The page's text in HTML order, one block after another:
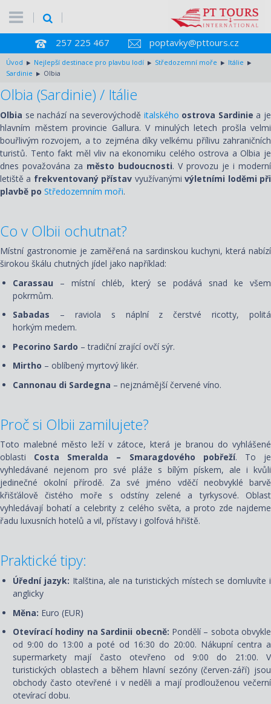
257 225 467 poptavky@pttours.cz
Úvod Nejlepší destinace pro plavbu lodí Středozemní moře
Itálie
Sardinie
Olbia
Olbia (Sardinie) / Itálie
Olbia se nachází na severovýchodě italského ostrova Sardinie a je
hlavním městem provincie Gallura. V minulých letech prošla velmi
bouřlivým rozvojem, a to zejména díky velkému přílivu zahraničních
turistů. Tento fakt měl vliv na ekonomiku celého ostrova a Olbia je
dnes považována za město budoucnosti. V provozu je i moderní
letiště a frekventovaný přístav využívanýmivýletními loděmi při
plavbě po Středozemním moři.
Co v Olbii ochutnat?
Místní gastronomie je zaměřená na sardinskou kuchyni, která nabízí
širokou škálu chutných jídel jako například:
Carassau – místní chléb, který se podává snad ke všem
pokrmům.
Sabadas – raviola s náplní z čerstvé ricotty, politá
horkým medem.
Pecorino Sardo – tradiční zrající ovčí sýr.
Mirtho – oblíbený myrtový likér.
Cannonau di Sardegna – nejznámější červené víno.
Proč si Olbii zamilujete?
Toto malebné město leží v zátoce, která je branou do vyhlášené
oblasti Costa Smeralda – Smaragdového pobřeží. To je
vyhledávané nejenom pro své pláže s bílým pískem, ale i kvůli
jedinečné okolní přírodě. Za své jméno vděčí neobvyklé barvě
křišťálově čistého moře s odstíny zelené a tyrkysové. Oblast
vyhledávají bohatí a celebrity z celého světa, a proto zde najdeme
řadu luxusních hotelů a vil, přístavy i golfová hřiště.
Praktické tipy:
Úřední jazyk: Italština, ale na turistických místech se domluvíte i
anglicky
Měna: Euro (EUR)
Otevírací hodiny na Sardinii obecně: Pondělí – sobota obvykle
od 9:00 do 13:00 a poté od 16:30 do 20:00. Nákupní centra a
supermarkety mají často otevřeno od 9:00 do 21:00. V
turistických oblastech a během hlavní sezóny (červen-září) jsou
obchody často otevřené i v neděli a mají prodlouženou večerní
otevírací dobu.